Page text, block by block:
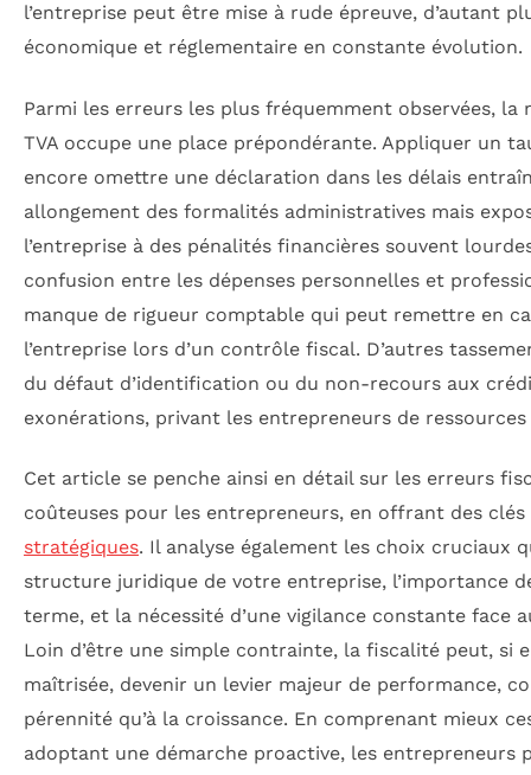
l’entreprise peut être mise à rude épreuve, d’autant
économique et réglementaire en constante évolution.
Parmi les erreurs les plus fréquemment observées, la
TVA occupe une place prépondérante. Appliquer un
encore omettre une déclaration dans les délais
allongement des formalités administratives mais
l’entreprise à des pénalités financières souvent
confusion entre les dépenses personnelles et
manque de rigueur comptable qui peut remettre en
l’entreprise lors d’un contrôle fiscal. D’autres
du défaut d’identification ou du non-recours aux
exonérations, privant les entrepreneurs de ressources
Cet article se penche ainsi en détail sur les erreurs
coûteuses pour les entrepreneurs, en offrant des
stratégiques. Il analyse également les choix cruciaux
structure juridique de votre entreprise, l’importance
terme, et la nécessité d’une vigilance constante face
Loin d’être une simple contrainte, la fiscalité peut, si
maîtrisée, devenir un levier majeur de performance,
pérennité qu’à la croissance. En comprenant mieux
adoptant une démarche proactive, les entrepreneurs